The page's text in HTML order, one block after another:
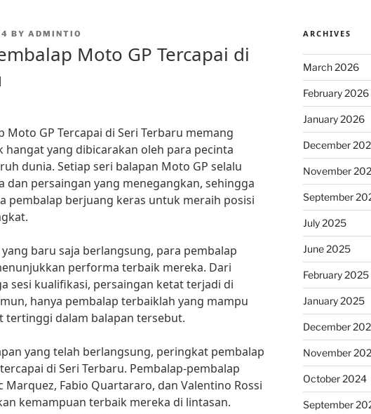
BY ADMINTIO
Moto GP Tercapai di
Moto GP Tercapai di Seri Terbaru memang
hangat yang dibicarakan oleh para pecinta
dunia. Setiap seri balapan Moto GP selalu
dan persaingan yang menegangkan, sehingga
pembalap berjuang keras untuk meraih posisi
baru saja berlangsung, para pembalap
performa terbaik mereka. Dari
sesi kualifikasi, persaingan ketat terjadi di
hanya pembalap terbaiklah yang mampu
tertinggi dalam balapan tersebut.
yang telah berlangsung, peringkat pembalap
di Seri Terbaru. Pembalap-pembalap
Marquez, Fabio Quartararo, dan Valentino Rossi
kemampuan terbaik mereka di lintasan.
ARCHIVES
March 2026
February 2026
January 2026
December
November
September
July 2025
June 2025
February 2025
January 2025
December
November
October 2024
September